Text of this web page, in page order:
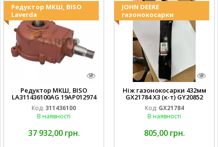
Редуктор МКШ, BISO
Laverda
Редуктор МКШ, BISO
LA311436100AG 19AP012974
Laverda EMNIYET
Код: 311436100
В наявності
37 932,00 грн.
JOHN DEERE
газонокосарки
Ніж газонокосарки 432мм
GX21784 X3 (к-т) GY20852
AM137757 AM141035
Код: GX21784
В наявності
805,00 грн.